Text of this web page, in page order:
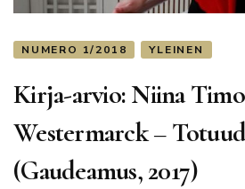
NUMERO 1/2018 YLEINEN
Kirja-arvio: Niina
Westermarck –
(Gaudeamus, 2017)